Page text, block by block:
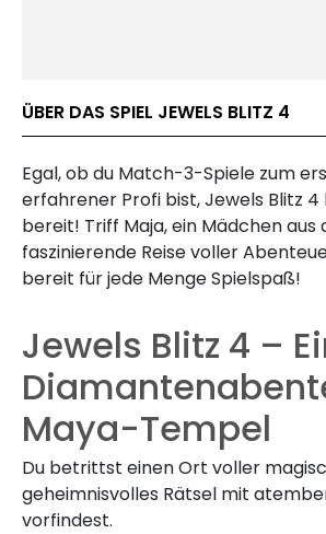
ÜBER DAS SPIEL JEWELS BLITZ 4
Egal, ob du Match-3-Spiele zum
erfahrener Profi bist, Jewels Blitz
bereit! Triff Maja, ein Mädchen
faszinierende Reise voller
bereit für jede Menge Spielspaß!
Jewels Blitz 4 –
Maya-Tempel
Du betrittst einen Ort voller
geheimnisvolles Rätsel mit
vorfindest.